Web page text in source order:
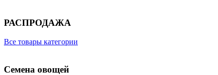
РАСПРОДАЖА
Все товары категории
Семена овощей